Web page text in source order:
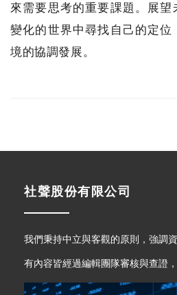
來需要思考的重要課題。展
變化的世界中尋找自己的定位
境的協調發展。
社聲股份有限公司
我們秉持中立與客觀的原則，強調
有內容皆經過編輯團隊審核與查證